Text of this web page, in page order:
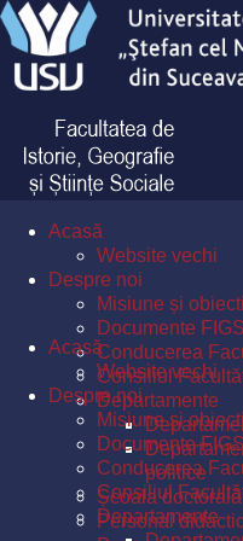
Acasă
Website vechi
Despre noi
Misiune și
Documente
Conducerea
Consiliul
Departamente
politice
Școala doctorală
Personal
Acasă
Website vechi
Despre noi
Misiune și
Documente
Conducerea
Consiliul
Departamente